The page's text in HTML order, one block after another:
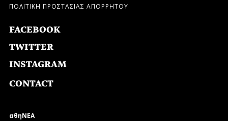
ΠΟΛΙΤΙΚΗ ΠΡΟΣΤΑΣΙΑΣ ΑΠΟΡΡΗΤΟΥ
FACEBOOK
TWITTER
INSTAGRAM
CONTACT
αθηΝΕΑ